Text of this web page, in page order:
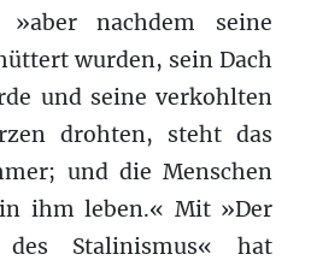
»aber nachdem seine
wurden, sein Dach
und seine verkohlten
drohten, steht das
und die Menschen
ihm leben.« Mit »Der
Stalinismus« hat